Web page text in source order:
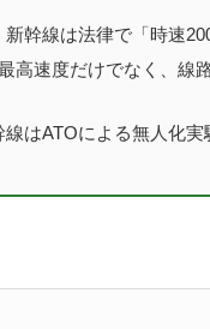
新幹線は法律で「時速
高速度だけでなく、線
線はATOによる無人化